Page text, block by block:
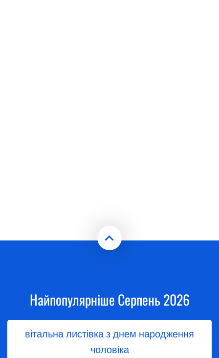
Найпопулярніше Серпень 2026
вітальна листівка з днем народження
чоловіка